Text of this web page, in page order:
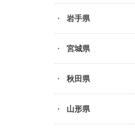
岩手県
宮城県
秋田県
山形県